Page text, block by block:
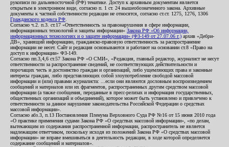
рукописи по дальневосточной (РФ) тематике. Доступ к архивным документам является
открытым в электронном виде, согласно п. 1 ст. 24 вышеобозначенного закона. Архивные
документы к частной собственности редакции не относятся, согласно ст.ст. 1275, 1276, 1306
Гражданского кодекса РФ
Согласно ч.2. п.3. ст.17 «Ответственность за правонарушения в сфере информации,
информационных технологий и защиты информации» Закона РФ «Об информации,
информационных технологиях и о защите информации» (ФЗ-149 от 27.07.06 г.) архив «Дебри-
ДВ», хранящий информацию, гражданско-правовую ответственность за распространение
информации не несет. Сайт и редакция основываются и работают на основании ст.8 «Право на
доступ к информации» ФЗ-149.
Согласно пп.3,4,6 ст.57 Закона РФ «О СМИ», «Редакция, главный редактор, журналист не несут
ответственности за распространение сведений, не соответствующих действительности и
порочащих честь и достоинство граждан и организаций, либо ущемляющих права и законные
интересы граждан, либо представляющих собой злоупотребление свободой массовой
информации и (или) правами журналиста: ...если они являются дословным воспроизведением
сообщений и материалов или их фрагментов, распространенных другим средством массовой
информации (а также сообщения, переданные в пресс-релизах и информация государственных,
общественных организаций и объединений), которое может быть установлено и привлечено к
ответственности за данное нарушение законодательства Российской Федерации о средствах
массовой информации».
Согласно абз.3, п.13 Постановления Пленума Верховного Суда РФ №16 от 15 июня 2010 года
«О практике применения судами Закона РФ «О средствах массовой информации», «по делам,
вытекающим из содержания распространенной информации, распространитель не является
надлежащим ответчиком, поскольку исходя из положений Закона РФ «О средствах массовой
информации» не вправе вмешиваться в деятельность редакции, в ходе которой определяется
содержание сообщений и материалов».